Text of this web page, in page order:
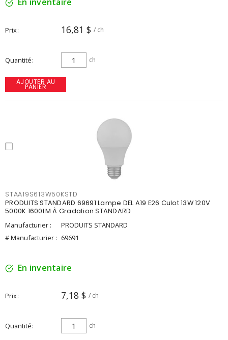
Prix 16,81 $ / ch
Quantité ch
AJOUTER AU
PANIER
STAA19S613W50KSTD
PRODUITS STANDARD 69691 Lampe DEL A19 E26 Culot 13W 120V
5000K 1600LM À Gradation STANDARD
Manufacturier :
PRODUITS STANDARD
# Manufacturier : 69691
En inventaire
Prix 7,18 $ / ch
Quantité ch